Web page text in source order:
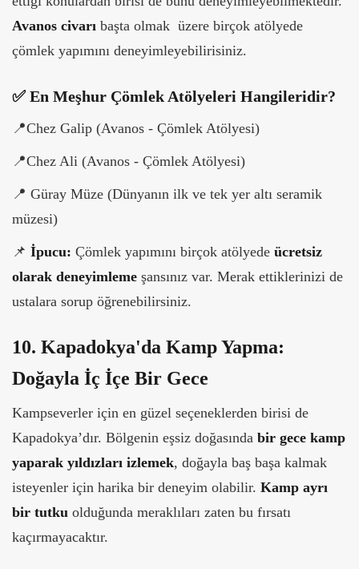
Avanos civarı başta olmak üzere birçok atölyede
çömlek yapımını deneyimleyebilirisiniz.
✅ En Meşhur Çömlek Atölyeleri Hangileridir?
📍Chez Galip (Avanos - Çömlek Atölyesi)
📍Chez Ali (Avanos - Çömlek Atölyesi)
📍 Güray Müze (Dünyanın ilk ve tek yer altı seramik
müzesi)
📌 İpucu: Çömlek yapımını birçok atölyede ücretsiz
olarak deneyimleme şansınız var. Merak ettiklerinizi de
ustalara sorup öğrenebilirsiniz.
10. Kapadokya'da Kamp Yapma:
Doğayla İç İçe Bir Gece
Kampseverler için en güzel seçeneklerden birisi de
Kapadokya’dır. Bölgenin eşsiz doğasında bir gece kamp
yaparak yıldızları izlemek, doğayla baş başa kalmak
isteyenler için harika bir deneyim olabilir. Kamp ayrı
bir tutku olduğunda meraklıları zaten bu fırsatı
kaçırmayacaktır.